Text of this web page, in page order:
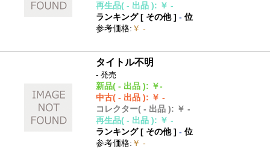
再生品( - 出品 ): ￥ -
ランキング [ その他]- 位
参考価格: ￥ -
タイトル不明
- 発売
新品( - 出品 ): ￥-
中古( - 出品 ): ￥ -
コレクター( - 出品 ): ￥ -
再生品( - 出品 ): ￥ -
ランキング [ その他]- 位
参考価格: ￥ -